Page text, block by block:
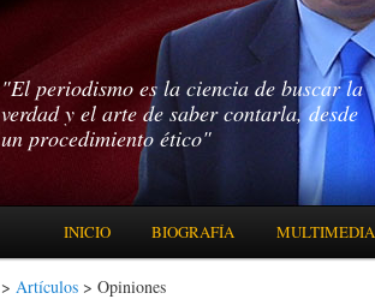
"El periodismo es la ciencia de buscar la
verdad y el arte de saber contarla, desde
un procedimiento ético"
IR AL CONTENIDO PRINCIPAL
IR AL CONTENIDO SECUNDARIO
INICIO BIOGRAFÍA MULTIMEDIA
> Artículos > Opiniones